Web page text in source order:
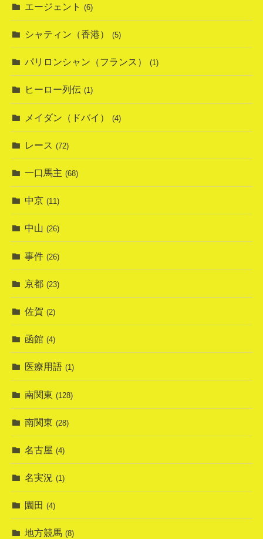
エージェント (6)
シャティン（香港） (5)
パリロンシャン（フランス） (1)
ヒーロー列伝 (1)
メイダン（ドバイ） (4)
レース (72)
一口馬主 (68)
中京 (11)
中山 (26)
事件 (26)
京都 (23)
佐賀 (2)
函館 (4)
医療用語 (1)
南関東 (128)
南関東 (28)
名古屋 (4)
名実況 (1)
園田 (4)
地方競馬 (8)